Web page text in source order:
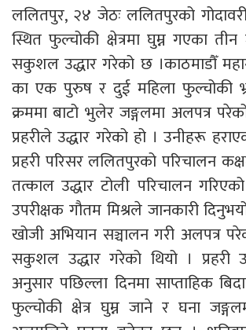
ललितपुर, २४ जेठः ललितपुरको
स्थित फुल्चोकी क्षेत्रमा घुम्न गएका तीन
सकुशल उद्धार गरेको छ ।काठमाडौँ
का एक पुरुष र दुई महिला फुल्चोकी
क्रममा बाटो भुलेर जङ्गलमा अलपत्र
प्रहरीले उद्धार गरेको हो । उनीहरू
प्रहरी परिसर ललितपुरको परिचालन
तत्काल उद्धार टोली परिचालन गरिएको
उपरीक्षक गौतम मिश्रले जानकारी
खोजी अभियान सञ्चालन गरी अलपत्र
सकुशल उद्धार गरेको थियो । प्रहरी
अनुसार पछिल्ला दिनमा साप्ताहिक
फुल्चोकी क्षेत्र घुम्न जाने र घना